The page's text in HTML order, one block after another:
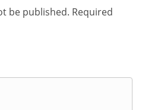
be published. Required